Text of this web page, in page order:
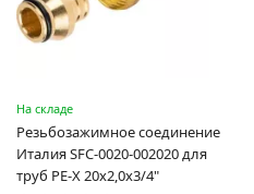
На складе
Резьбозажимное соединение
Италия SFC-0020-002020 для
труб PE-X 20х2,0х3/4"